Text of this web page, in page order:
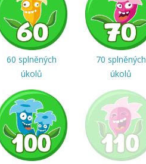
60 splněných
úkolů
70 splněných
úkolů